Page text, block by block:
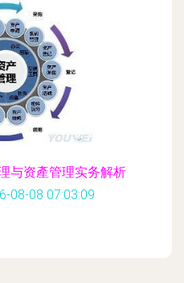
与资產管理实务解析
08-08 07:03:09